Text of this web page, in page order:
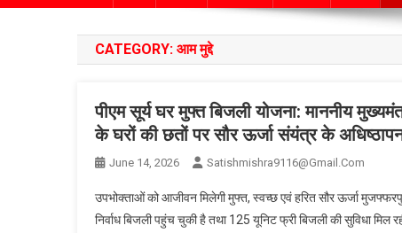
CATEGORY: आम मुद्दे
पीएम सूर्य घर मुफ्त बिजली योजना: माननीय
के घरों की छतों पर सौर ऊर्जा संयंत्र के
June 14, 2026 Satishmishra9116@gmail.com
उपभोक्ताओं को आजीवन मिलेगी मुफ्त, स्वच्छ एवं हरित सौर ऊर्जा
निर्वाध बिजली पहुंच चुकी है तथा 125 यूनिट फ्री बिजली की सुविधा